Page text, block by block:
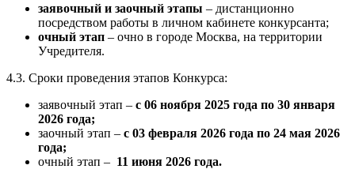
заявочный и заочный этапы – дистанционно
посредством работы в личном кабинете конкурсанта;
очный этап – очно в городе Москва, на территории
Учредителя.
4.3. Сроки проведения этапов Конкурса:
заявочный этап – с 06 ноября 2025 года по 30 января
2026 года;
заочный этап – с 03 февраля 2026 года по 24 мая 2026
года;
очный этап – 11 июня 2026 года.